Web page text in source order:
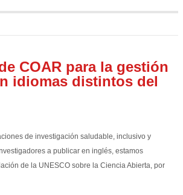
COAR para la gestión
idiomas distintos del
de investigación saludable, inclusivo y
a publicar en inglés, estamos
de la UNESCO sobre la Ciencia Abierta, por